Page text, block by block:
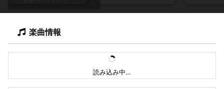
楽曲情報
読み込み中…